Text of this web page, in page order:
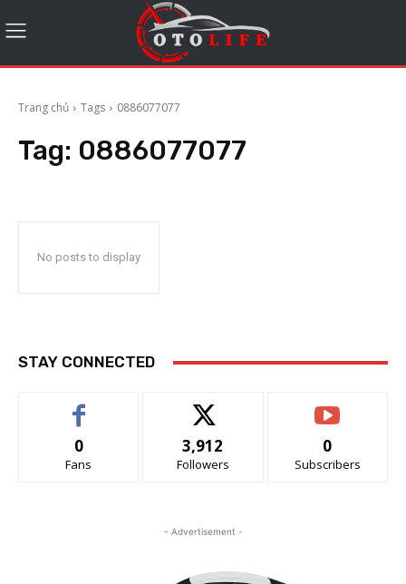
Trang chủ Tags 0886077077
Tag: 0886077077
No posts to display
STAY CONNECTED
0
Fans
3,912
Followers
0
Subscribers
- Advertisement -